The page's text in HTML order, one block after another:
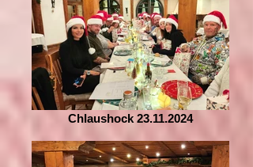
Chlaushock 23.11.2024